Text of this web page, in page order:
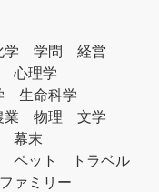
学 学問
経営
心理学
生命科学
業 物理
文学
幕末
ペット
トラベル
ファミリー